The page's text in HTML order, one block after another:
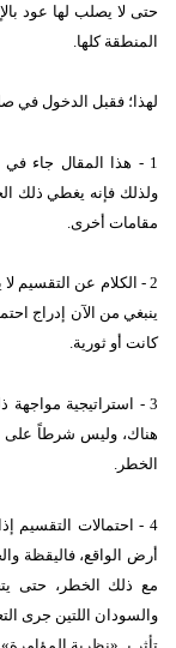
حتى لا يصلب لها عود
المنطقة كلها.
لهذا؛ فقبل الدخول في
1 - هذا المقال جاء
ولذلك فإنه يغطي ذلك
مقامات أخرى.
2 - الكلام عن التقسيم
ينبغي من الآن إدراج
كانت أو ثورية.
3 - استراتيجية
هناك، وليس شرطاً على
الخطر.
4 - احتمالات
أرض الواقع، فاليقظة
مع ذلك الخطر، حتى
والسودان اللتين جرى